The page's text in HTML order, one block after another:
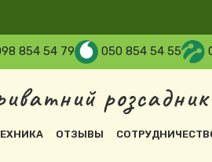
854 54 79 050 854 54 55
ОТЗЫВЫ